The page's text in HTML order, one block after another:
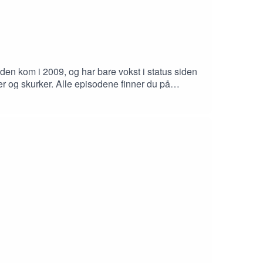
kom i 2009, og har bare vokst i status siden
og skurker. Alle episodene finner du på
og et spetakkel for Andre Agassi. Han blir
men da han taper finalen i US Open
i Stavanger i april